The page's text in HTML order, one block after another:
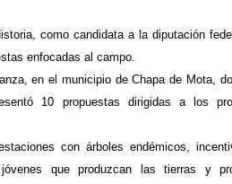
como candidata a la diputación
enfocadas al campo.
en el municipio de Chapa de Mota,
10 propuestas dirigidas a los
con árboles endémicos,
que produzcan las tierras y